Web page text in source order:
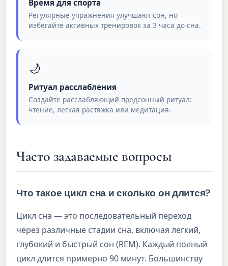
Время для спорта
Регулярные упражнения улучшают сон, но
избегайте активных тренировок за 3 часа до сна.
🌙
Ритуал расслабления
Создайте расслабляющий предсонный ритуал:
чтение, легкая растяжка или медитация.
Часто задаваемые вопросы
Что такое цикл сна и сколько он длится?
Цикл сна — это последовательный переход
через различные стадии сна, включая легкий,
глубокий и быстрый сон (REM). Каждый полный
цикл длится примерно 90 минут. Большинству